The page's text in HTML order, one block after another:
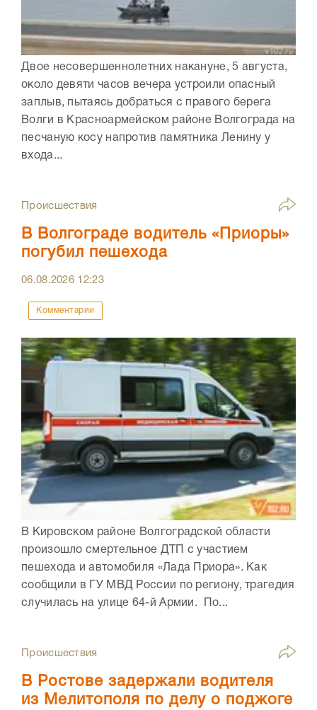
Двое несовершеннолетних накануне, 5 августа,
около девяти часов вечера устроили опасный
заплыв, пытаясь добраться с правого берега
Волги в Красноармейском районе Волгограда на
песчаную косу напротив памятника Ленину у
входа...
Происшествия
В Волгограде водитель «Приоры»
погубил пешехода
06.08.2026 12:23
Комментарии
В Кировском районе Волгоградской области
произошло смертельное ДТП с участием
пешехода и автомобиля «Лада Приора». Как
сообщили в ГУ МВД России по региону, трагедия
случилась на улице 64-й Армии. По...
Происшествия
В Ростове задержали водителя
из Мелитополя по делу о поджоге